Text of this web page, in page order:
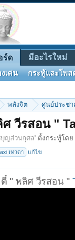
พลังจิต ศูนย์ประช
วีรสอน "
ญส่วนกุศล' ตั้งกระทู้โดย
เทวดา แก้ไข
" พลิศ วีรสอน "
ร์ด
งเด่น กระทู้และโพส
มีอะไรใหม่